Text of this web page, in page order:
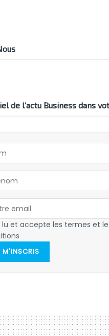
de l’actu Business dans
lu et accepte les termes et
M'INSCRIS